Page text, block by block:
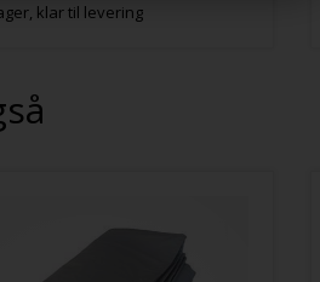
klar til levering